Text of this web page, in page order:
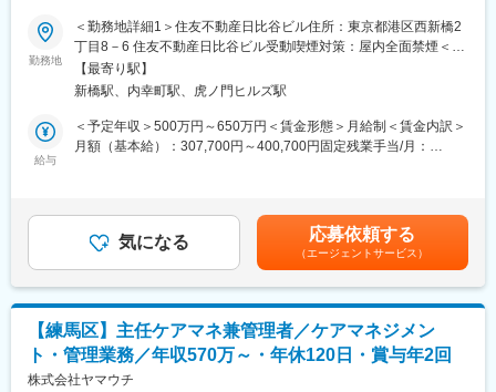
なる」というアイデアを形にしながら、より良いクリニックづく
りに携わることができます。
≪多職種連携の中で成長できる環境≫
看護師や医療事務スタッフはもちろん、病院、ケアマネジャー、
地域の関係機関など、多くの方との連携によって支えられていま
≪ドットラインだからこそ広がるキャリア≫
ドットライングループは、医療だけでなく介護・障がい福祉・保
また、グループ独自の研修制度「Dカレ」を通じて、マネジメン
トや組織運営なども学ぶことが可能です。
≪プライベートも充実しながら働ける環境≫
土日祝休み（年間休日120日～）、年末年始休暇有
■業務内容：
美容クリニックの運営責任者候補として、医療現場と事業サイド
をつなぐハブとなり、クリニック運営全体をリードしていただき
ます。
単なる運営管理ではなく、医師・看護師・事業部門が同じ方向を
向いて質の高い医療を提供できる組織づくりを担うポジションで
す。
現場の課題を拾い上げ、オペレーションを整備し、人と組織の力
■具体的な業務内容：
〇クリニック運営
・現場課題の抽出と改善施策の立案・実行
・現場オペレーションの標準化・最適化
〇医療現場との連携
勤務地
＜勤務地詳細1＞住友不動産日比谷ビル住所：東京都港区西新橋2
丁目8－6 住友不動産日比谷ビル受動喫煙対策：屋内全面禁煙＜勤
務地詳細2＞クリニック（六本木）住所：東京都／六本木 受動喫
煙対策：屋内全面禁煙変更の範囲：会社の定める事業所（リモー
【最寄り駅】
新橋駅、内幸町駅、虎ノ門ヒルズ駅
給与
＜予定年収＞500万円～650万円＜賃金形態＞月給制＜賃金内訳＞
月額（基本給）：307,700円～400,700円固定残業手当/月：
給与詳細は経験・スキルを考慮し、社内規定に則り決定します。
賃金はあくまでも目安の金額であり、選考を通じて上下する可能
性があります。月給(月額)は固定手当を含めた表記です。
気になる 応募依頼する
（エージェントサービス）
【練馬区】主任ケアマネ兼管理者／ケアマネジメン
ト・管理業務／年収570万～・年休120日・賞与年2回
株式会社ヤマウチ